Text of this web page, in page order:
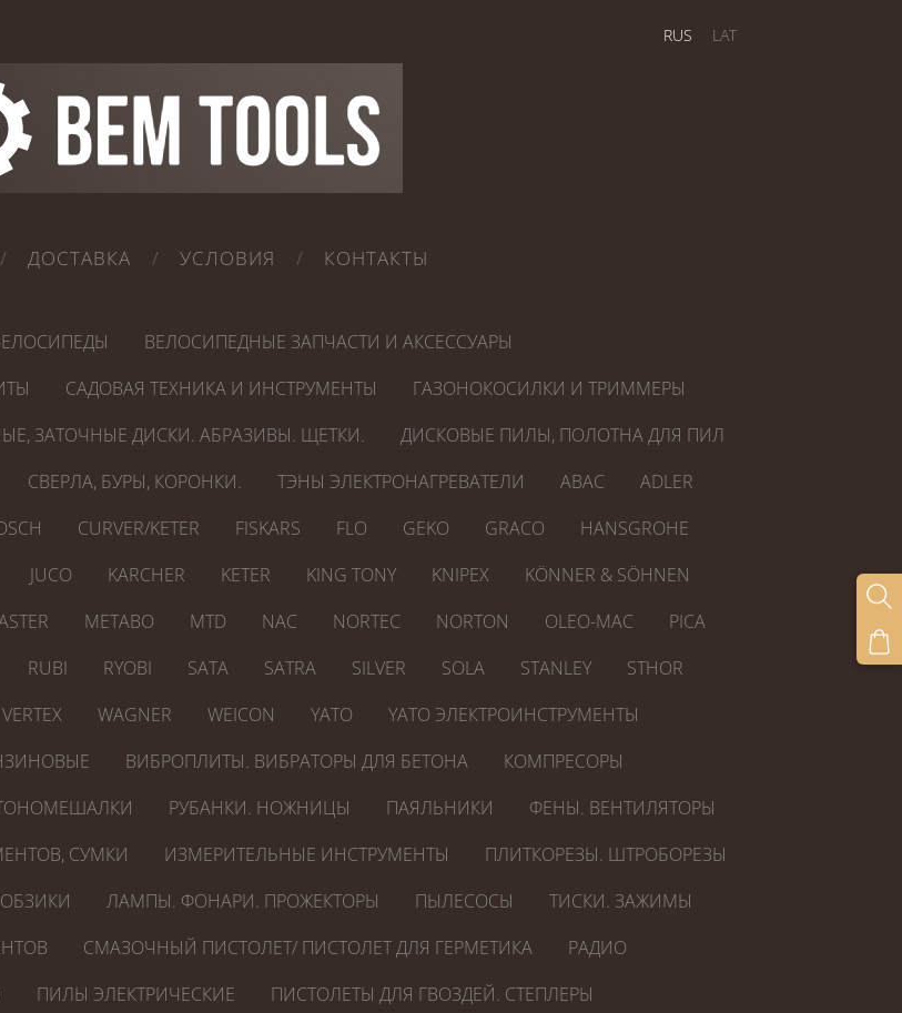
ДОСТАВКА УСЛОВИЯ КОНТАКТЫ
RUS LAT
ВЕЛОСИПЕДНЫЕ ЗАПЧАСТИ И АКСЕССУАРЫ
САДОВАЯ ТЕХНИКА И ИНСТРУМЕНТЫ
ГАЗОНОКОСИЛКИ И ТРИММЕРЫ
ЗАТОЧНЫЕ ДИСКИ. АБРАЗИВЫ. ЩЕТКИ.
ДИСКОВЫЕ ПИЛЫ, ПОЛОТНА ДЛЯ ПИЛ
СВЕРЛА, БУРЫ, КОРОНКИ. ТЭНЫ ЭЛЕКТРОНАГРЕВАТЕЛИ ABAC
ADLER
CURVER/KETER FISKARS FLO GEKO GRACO
HANSGROHE
JUCO KARCHER KETER KING TONY KNIPEX
KÖNNER & SÖHNEN
METABO MTD NAC NORTEC NORTON OLEO-MAC
PICA
RUBI RYOBI SATA SATRA SILVER SOLA STANLEY
STHOR
VERTEX WAGNER WEICON YATO
YATO ЭЛЕКТРОИНСТРУМЕНТЫ
ВИБРОПЛИТЫ. ВИБРАТОРЫ ДЛЯ БЕТОНА
КОМПРЕСОРЫ
РУБАНКИ. НОЖНИЦЫ ПАЯЛЬНИКИ
ФЕНЫ. ВЕНТИЛЯТОРЫ
СУМКИ ИЗМЕРИТЕЛЬНЫЕ ИНСТРУМЕНТЫ
ПЛИТКОРЕЗЫ. ШТРОБОРЕЗЫ
ЛАМПЫ. ФОНАРИ. ПРОЖЕКТОРЫ ПЫЛЕСОСЫ
ТИСКИ. ЗАЖИМЫ
СМАЗОЧНЫЙ ПИСТОЛЕТ/ ПИСТОЛЕТ ДЛЯ ГЕРМЕТИКА
РАДИО
ПИЛЫ ЭЛЕКТРИЧЕСКИЕ
ПИСТОЛЕТЫ ДЛЯ ГВОЗДЕЙ. СТЕПЛЕРЫ